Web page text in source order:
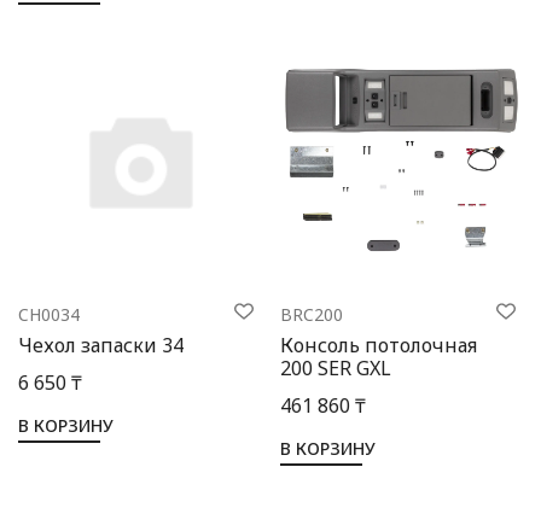
CH0034
Чехол запаски 34
6 650 ₸
В КОРЗИНУ
BRC200
Консоль потолочная
200 SER GXL
461 860 ₸
В КОРЗИНУ